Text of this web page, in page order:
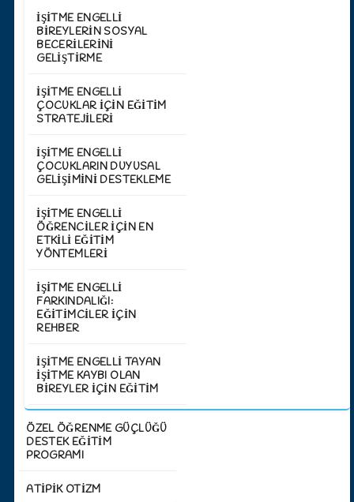
İŞITME ENGELLI
BIREYLERIN SOSYAL
BECERILERINI
GELIŞTIRME
İŞITME ENGELLI
ÇOCUKLAR İÇIN EĞITIM
STRATEJILERI
İŞITME ENGELLI
ÇOCUKLARIN DUYUSAL
GELIŞIMINI DESTEKLEME
İŞITME ENGELLI
ÖĞRENCILER İÇIN EN
ETKILI EĞITIM
YÖNTEMLERI
İŞITME ENGELLI
FARKINDALIĞI:
EĞITIMCILER İÇIN
REHBER
İŞITME ENGELLI TAYAN
İŞITME KAYBI OLAN
BIREYLER İÇIN EĞITIM
ÖZEL ÖĞRENME GÜÇLÜĞÜ
DESTEK EĞİTİM
PROGRAMI
ATİPİK OTİZM